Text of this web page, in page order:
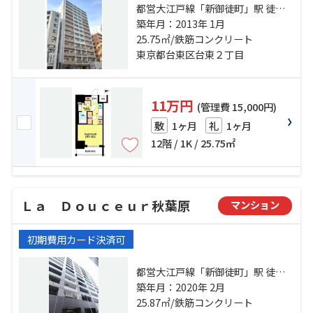
都営大江戸線「新御徒町」駅 徒歩7
分 日比谷線「仲御徒町」駅 徒歩10
分 山手線「秋葉原」駅 徒歩12分
築年月：2013年 1月
25.75㎡/鉄筋コンクリート
東京都台東区台東２丁目
11万円 (管理費 15,000円)
敷 1ヶ月 礼 1ヶ月
12階 / 1K / 25.75㎡
Ｌａ Ｄｏｕｃｅｕｒ秋葉原 マンション
初期費用カード決済可
都営大江戸線「新御徒町」駅 徒歩7
分 日比谷線「仲御徒町」駅 徒歩7分
山手線「秋葉原」駅 徒歩14分
築年月：2020年 2月
25.87㎡/鉄筋コンクリート